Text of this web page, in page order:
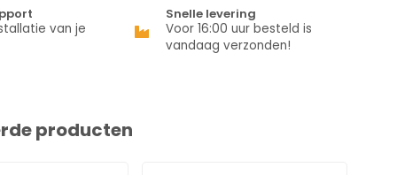
van je
Snelle levering
Voor 16:00 uur besteld is
vandaag verzonden!
producten